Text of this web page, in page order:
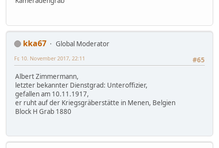
kka67
Global Moderator
#65
Fr, 10. November 2017, 22:11
Albert Zimmermann,
letzter bekannter Dienstgrad: Unteroffizier,
gefallen am 10.11.1917,
er ruht auf der Kriegsgräberstätte in Menen, Belgien
Block H Grab 1880